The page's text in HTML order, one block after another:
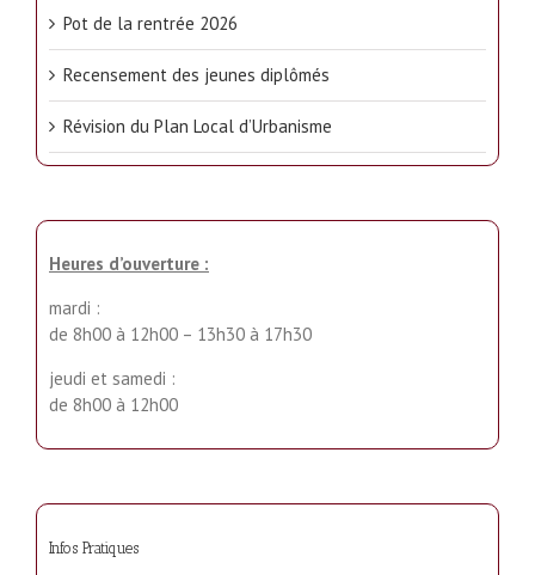
Pot de la rentrée 2026
Recensement des jeunes diplômés
Révision du Plan Local d’Urbanisme
Heures d’ouverture :
mardi :
de 8h00 à 12h00 – 13h30 à 17h30
jeudi et samedi :
de 8h00 à 12h00
Infos Pratiques